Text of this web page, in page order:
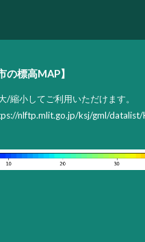
の標高MAP】
/縮小してご利用いただけます。
nlftp.mlit.go.jp/ksj/gml/